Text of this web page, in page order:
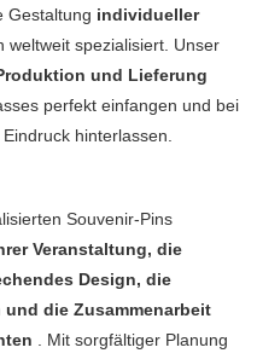
Gestaltung individueller
weltweit spezialisiert. Unser
und Lieferung
perfekt einfangen und bei
hinterlassen.
Souvenir-Pins
Veranstaltung, die
Design, die
die Zusammenarbeit
. Mit sorgfältiger Planung